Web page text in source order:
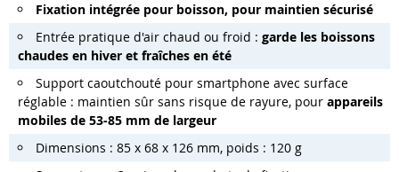
Fixation intégrée pour boisson, pour maintien sécurisé
Entrée pratique d'air chaud ou froid : garde les boissons
chaudes en hiver et fraîches en été
Support caoutchouté pour smartphone avec surface
réglable : maintien sûr sans risque de rayure, pour appareils
mobiles de 53-85 mm de largeur
Dimensions : 85 x 68 x 126 mm, poids : 120 g